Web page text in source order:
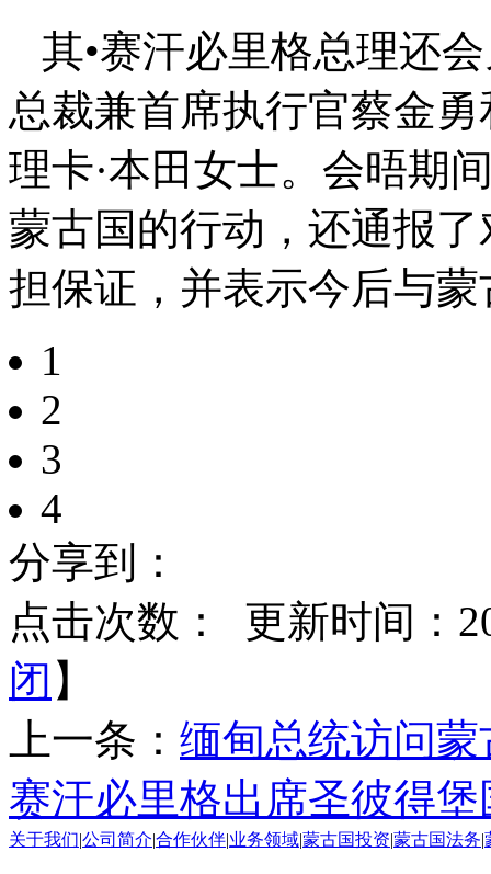
其•赛汗必里格总理还
总裁兼首席执行官蔡金
理卡·本田女士。会晤期
蒙古国的行动，还通报
担保证，并表示今后与
1
2
3
4
分享到：
点击次数：
更新时间：
闭 】
上一条： 缅甸总统访问蒙
赛汗必里格出席圣彼得
关于我们 公司简介 合作伙伴 业务领域 蒙古国投资 蒙古国法务